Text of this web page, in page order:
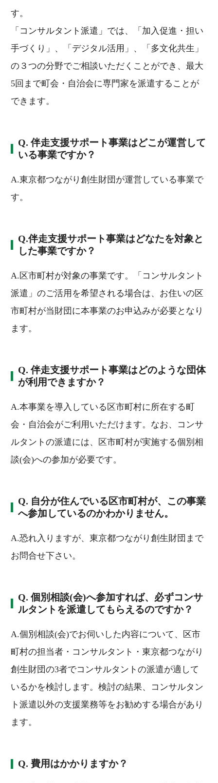
す。
「コンサルタント派遣」では、「加入促進・担い
手づくり」、「デジタル活用」、「多文化共生」
の３つの分野でご相談いただくことができ、最大
5回まで町会・自治会に専門家を派遣することが
できます。
Q. 伴走支援サポート事業はどこが運営して
いる事業ですか？
A.東京都つながり創生財団が運営している事業で
す。
Q.伴走支援サポート事業はどなたを対象と
した事業ですか？
A.区市町村が対象の事業です。「コンサルタント
派遣」のご活用を希望される場合は、お住いの区
市町村が当財団に本事業のお申込みが必要となり
ます。
Q. 伴走支援サポート事業はどのような団体
が利用できますか？
A.本事業を導入している区市町村に所在する町
会・自治会がご利用いただけます。なお、コンサ
ルタントの派遣には、区市町村が実施する個別相
談(会)への参加が必要です。
Q. 自分が住んでいる区市町村が、この事業
へ参加しているのかわかりません。
A.恐れ入りますが、東京都つながり創生財団まで
お問合せ下さい。
Q. 個別相談(会)へ参加すれば、必ずコンサ
ルタントを派遣してもらえるのですか？
A.個別相談(会)でお伺いした内容について、区市
町村の担当者・コンサルタント・東京都つながり
創生財団の3者でコンサルタントの派遣が適して
いるかを検討します。検討の結果、コンサルタン
ト派遣以外の支援業務等をお勧めする場合があり
ます。
Q. 費用はかかりますか？